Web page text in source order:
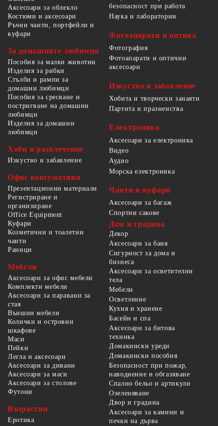
Аксесоари за облекло
Костюми и аксесоари
Ръчни чанти, портфейли и
куфари
За домашните любимци
Пособия за малки животни
Изделия за рибки
Стълби и рампи за
домашни любимци
Пособия за сресване и
постригване на домашни
любимци
Изделия за домашни
любимци
Хоби и развлечение
Изкуство и забавление
Офис консумативи
Презентационни материали
Регистриране и
организиране
Office Equipment
безопасност при работа
Наука и лаборатории
Фотоапарати и оптика
Фотография
Фотоапарати и оптични
аксесоари
Изкуство и забавление
Хобита и творчески занаяти
Партита и празненства
Електроника
Аксесоари за електроника
Видео
Аудио
Морска електроника
Чанти и куфари
Аксесоари за багаж
Спортни сакове
Куфари
Козметични и тоалетни
чанти
Раници
Мебели
Аксесоари за офис мебели
Комплекти мебели
Аксесоари за паравани за
стая
Външни мебели
Колички и островни
шкафове
Маси
Пейки
Легла и аксесоари
Аксесоари за дивани
Аксесоари за маси
Аксесоари за столове
Футони
Възрастни
Еротика
Дом и градина
Декор
Аксесоари за баня
Сигурност за дома и
бизнеса
Аксесоари за осветителни
тела
Мебели
Осветление
Кухня и хранене
Басейн и спа
Аксесоари за битова
техника
Домакински уреди
Домакински пособия
Безопасност при пожар,
наводнение и обгазяване
Спално бельо и артикули
Озеленяване
Двор и градина
Аксесоари за камини и
печки на дърва